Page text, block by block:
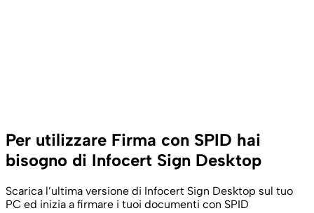
Per utilizzare Firma con SPID hai
bisogno di Infocert Sign Desktop
Scarica l’ultima versione di Infocert Sign Desktop sul tuo
PC ed inizia a firmare i tuoi documenti con SPID